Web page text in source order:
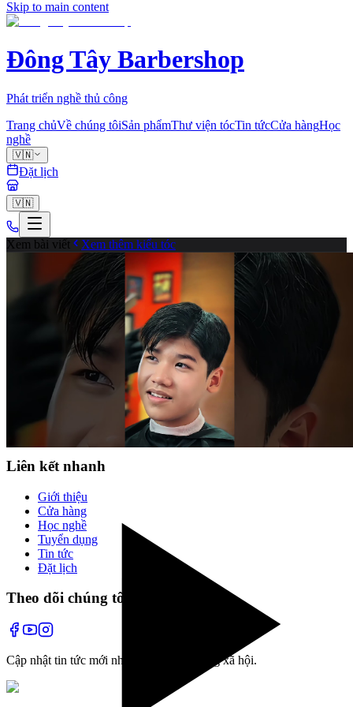
Skip to main content
Đông Tây Barbershop
Phát triển nghề thủ công
Trang chủVề chúng tôiSản phẩmThư viện tócTin tứcCửa hàngHọc
nghề
🇻🇳
Đặt lịch
🇻🇳
Xem bài viết
Xem thêm kiểu tóc
Chia sẻ
Cùng tạo mẫu với chuyên gia
Cùng tạo mẫu với chuyên gia
Liên kết nhanh
Giới thiệu
Cửa hàng
Học nghề
Tuyển dụng
Tin tức
Đặt lịch
Theo dõi chúng tôi
Cập nhật tin tức mới nhất và các hoạt động xã hội.